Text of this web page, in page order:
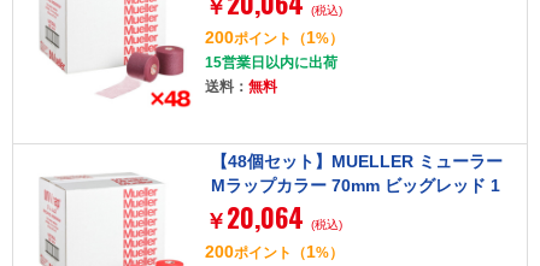
￥ (税込)
200ポイント （1%）
15営業日以内に出荷
送料： 無料
【48個セット】MUELLER ミューラー
Mラップカラー 70mm ビッグレッド 1
ケ 130704
￥ 20,064 (税込)
200ポイント （1%）